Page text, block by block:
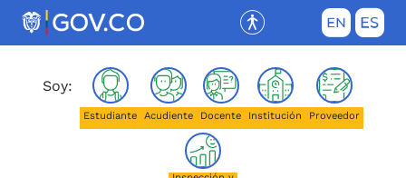
Saltar al contenido principal
(Este enlace abrirá una nueva
Soy:
Estudiante Acudiente Docente Institución Proveedor